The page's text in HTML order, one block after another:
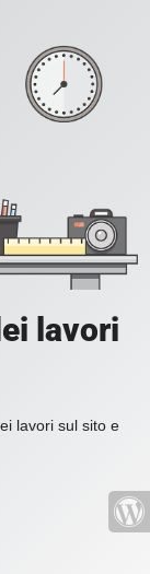
lavori
lavori sul sito e